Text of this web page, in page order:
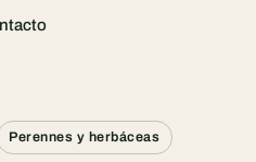
Perennes y herbáceas